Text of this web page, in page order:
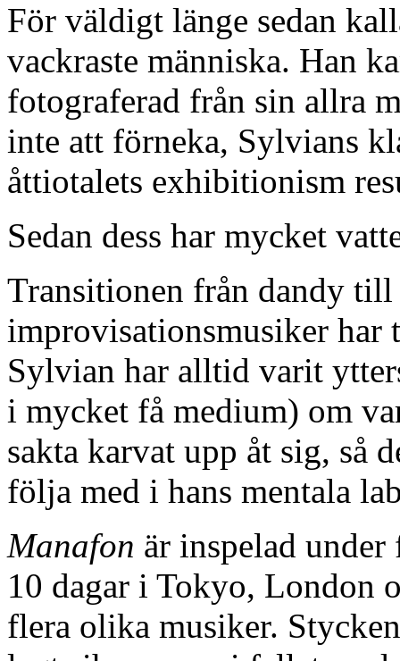
För väldigt länge sedan
vackraste människa. Han
fotograferad från sin allra
inte att förneka, Sylvians
åttiotalets exhibitionism
Sedan dess har mycket
Transitionen från dandy
improvisationsmusiker har
Sylvian har alltid varit
i mycket få medium) om
sakta karvat upp åt sig, så
följa med i hans mentala
Manafon är inspelad under
10 dagar i Tokyo, London
flera olika musiker.